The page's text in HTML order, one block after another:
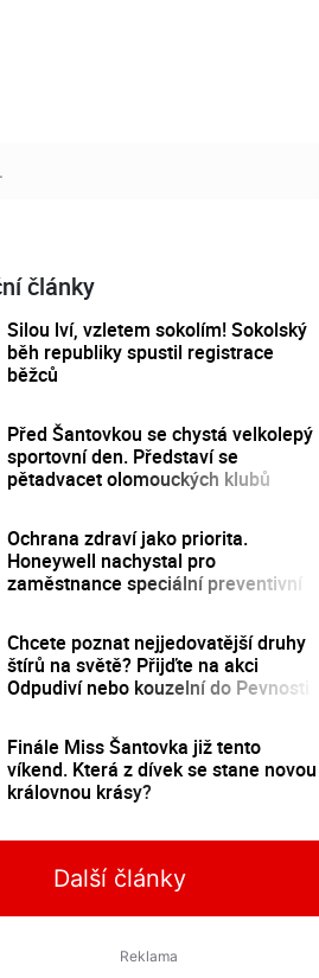
.
články
Silou lví, vzletem sokolím! Sokolský
běh republiky spustil registrace
běžců
Před Šantovkou se chystá velkolepý
sportovní den. Představí se
pětadvacet olomouckých klubů
Ochrana zdraví jako priorita.
Honeywell nachystal pro
zaměstnance speciální preventivní
Chcete poznat nejjedovatější druhy
štírů na světě? Přijďte na akci
Odpudiví nebo kouzelní do Pevnosti
Finále Miss Šantovka již tento
víkend. Která z dívek se stane novou
královnou krásy?
Další články